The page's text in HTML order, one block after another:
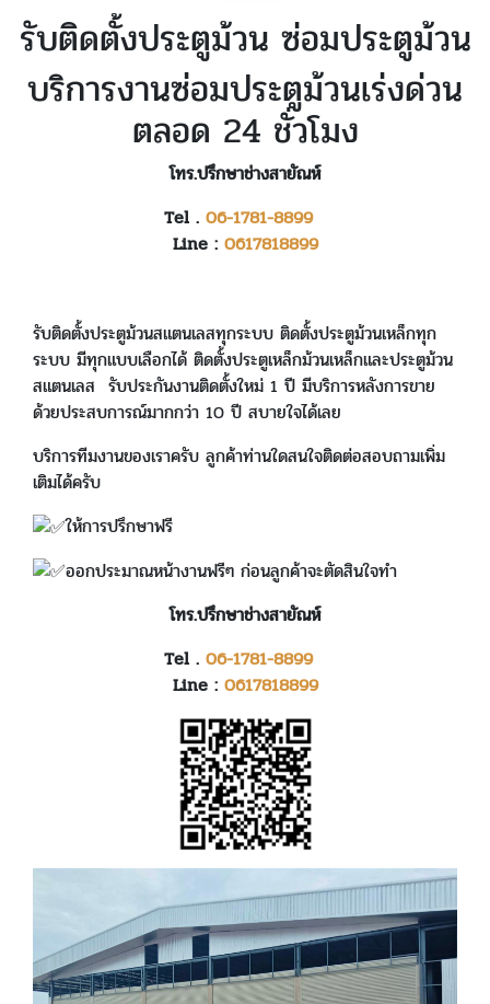
รับติดตั้งประตูม้วน ซ่อมประตูม้วน
บริการงานซ่อมประตูม้วนเร่งด่วน
ตลอด 24 ชั่วโมง
โทร.ปรึกษาช่างสายัณห์
Tel . 06-1781-8899
Line : 0617818899
รับติดตั้งประตูม้วนสแตนเลสทุกระบบ ติดตั้งประตูม้วนเหล็กทุก
ระบบ มีทุกแบบเลือกได้ ติดตั้งประตูเหล็กม้วนเหล็กและประตูม้วน
สแตนเลส รับประกันงานติดตั้งใหม่ 1 ปี มีบริการหลังการขาย
ด้วยประสบการณ์มากกว่า 10 ปี สบายใจได้เลย
บริการทีมงานของเราครับ ลูกค้าท่านใดสนใจติดต่อสอบถามเพิ่ม
เติมได้ครับ
ให้การปรึกษาฟรี
ออกประมาณหน้างานฟรีๆ ก่อนลูกค้าจะตัดสินใจทำ
โทร.ปรึกษาช่างสายัณห์
Tel . 06-1781-8899
Line : 0617818899